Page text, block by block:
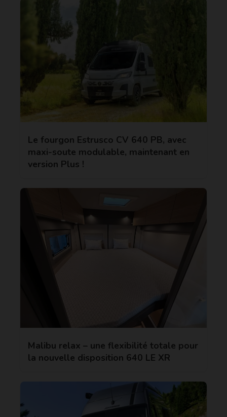
Le fourgon Estrusco CV 640 PB, avec
maxi-soute modulable, maintenant en
version Plus !
Malibu relax – une flexibilité totale pour
la nouvelle disposition 640 LE XR